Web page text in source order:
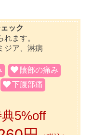
ック
ます。
ジア、淋病
陰部の痛み
下腹部痛
5%off